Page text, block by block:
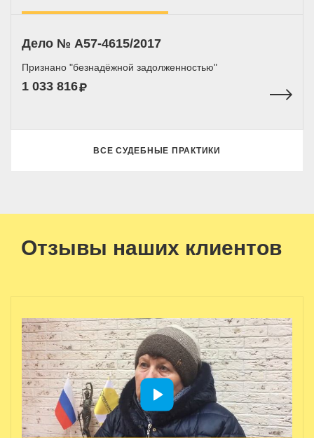
Дело № A57-4615/2017
Признано "безнадёжной задолженностью"
1 033 816
ВСЕ СУДЕБНЫЕ ПРАКТИКИ
Отзывы наших клиентов